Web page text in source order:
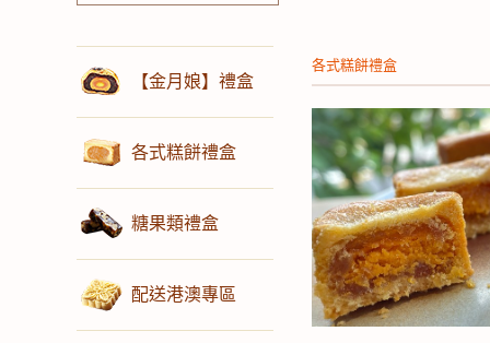
【金月娘】禮盒
各式糕餅禮盒
糖果類禮盒
配送港澳專區
各式糕餅禮盒